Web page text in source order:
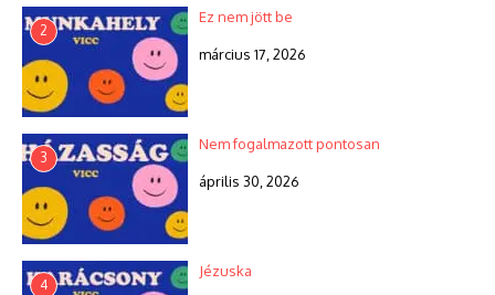
2
Ez nem jött be
március 17, 2026
3
Nem fogalmazott pontosan
április 30, 2026
4
Jézuska